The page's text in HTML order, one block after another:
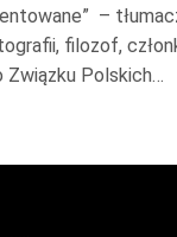
–
filozof,
Związku Polskich…